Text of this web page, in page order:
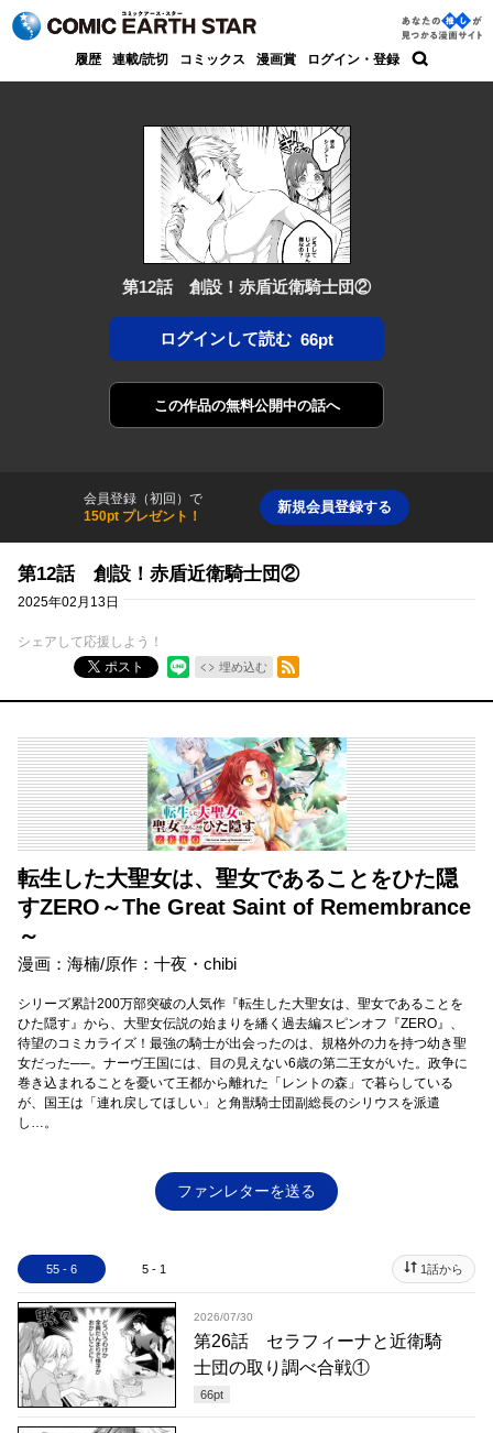
コミック アース・スター
あなた
の推し
履歴 連載/読切 コミックス 漫画賞 ログイン・登録
第12話 創設！赤盾近衛騎士団②
ログインして読む 66pt
この作品の無料公開中の話へ
会員登録（初回）で
150pt プレゼント！
新規会員登録する
第12話 創設！赤盾近衛騎士団②
2025年02月13日
シェアして応援しよう！
ポスト
埋め込む
RSSフィード
転生した大聖女は、聖女であることをひた隠
すZERO～The Great Saint of Remembrance
～
漫画：海楠/原作：十夜・chibi
シリーズ累計200万部突破の人気作『転生した大聖女は、聖女であることを
ひた隠す』から、大聖女伝説の始まりを繙く過去編スピンオフ『ZERO』、
待望のコミカライズ！最強の騎士が出会ったのは、規格外の力を持つ幼き聖
女だった──。ナーヴ王国には、目の見えない6歳の第二王女がいた。政争に
巻き込まれることを憂いて王都から離れた「レントの森」で暮らしている
が、国王は「連れ戻してほしい」と角獣騎士団副総長のシリウスを派遣
し…。
ファンレターを送る
55 - 6 5 - 1 1話から
2026/07/30
第26話 セラフィーナと近衛騎
士団の取り調べ合戦①
66pt